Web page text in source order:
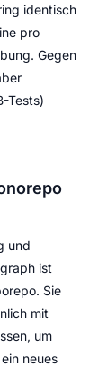
identisch
pro
Gegen
Tests)
und
ist
Sie
mit
um
neues